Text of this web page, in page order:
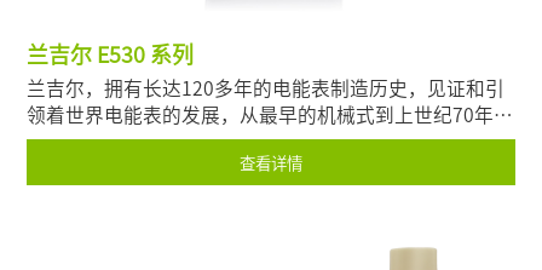
兰吉尔 E530 系列
兰吉尔，拥有长达120多年的电能表制造历史，见证和引
领着世界电能表的发展，从最早的机械式到上世纪70年代
的电子式电能表、从21世纪初的智能电能表到最新的数字
式电能表，在电能计量的突破性技术创新领域我们始终走
在时代的前沿。
查看详情